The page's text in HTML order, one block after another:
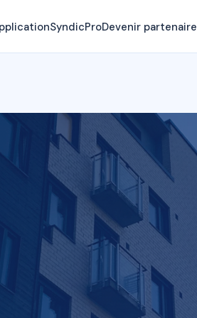
SyndicProDevenir partenaire